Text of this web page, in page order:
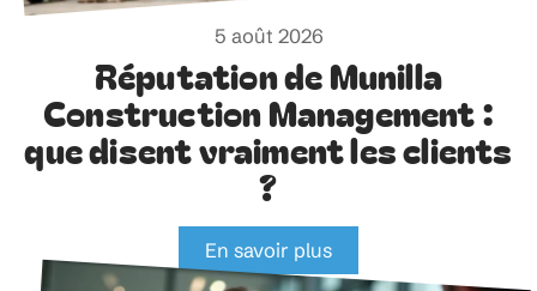
5 août 2026
Réputation de Munilla
Construction Management :
que disent vraiment les clients
?
En savoir plus